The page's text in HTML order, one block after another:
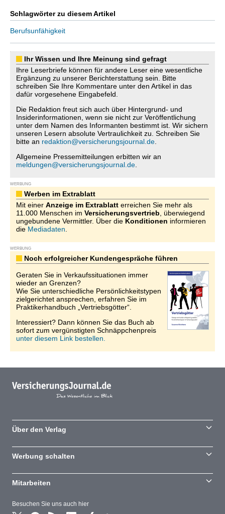
Schlagwörter zu diesem Artikel
Berufsunfähigkeit
Ihr Wissen und Ihre Meinung sind gefragt
Ihre Leserbriefe können für andere Leser eine wesentliche
Ergänzung zu unserer Berichterstattung sein. Bitte
schreiben Sie Ihre Kommentare unter den Artikel in das
dafür vorgesehene Eingabefeld.
Die Redaktion freut sich auch über Hintergrund- und
Insiderinformationen, wenn sie nicht zur Veröffentlichung
unter dem Namen des Informanten bestimmt ist. Wir sichern
unseren Lesern absolute Vertraulichkeit zu. Schreiben Sie
bitte an redaktion@versicherungsjournal.de
Allgemeine Pressemitteilungen erbitten wir an
meldungen@versicherungsjournal.de
WERBUNG
Werben im Extrablatt
Mit einer Anzeige im Extrablatt erreichen Sie mehr als
11.000 Menschen im Versicherungsvertrieb , überwiegend
ungebundene Vermittler. Über die Konditionen informieren
die Mediadaten
WERBUNG
Noch erfolgreicher Kundengespräche führen
Geraten Sie in Verkaufssituationen immer
wieder an Grenzen?
Wie Sie unterschiedliche Persönlichkeitstypen
zielgerichtet ansprechen, erfahren Sie im
Praktikerhandbuch „Vertriebsgötter“.
Interessiert? Dann können Sie das Buch ab
sofort zum vergünstigten Schnäppchenpreis
unter diesem Link bestellen.
Besuchen Sie uns auch hier
Über den Verlag
Werbung schalten
Mitarbeiten